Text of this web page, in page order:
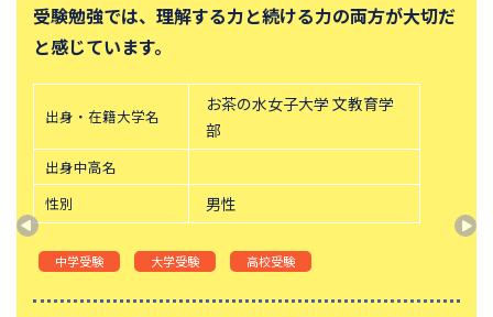
東京都市大学付属中学校
三田国際科学学園中学校
青山学院中等部
帝塚山中学校
中央大学附属横浜中学校
六甲学院中学校
神奈川大学附属中学校
法政大学第二中学校
頌栄女子学院中学校
田園調布学園中等部
東山中学校
山手学院中学校
受験勉強では、理解する力と続ける力の両方が大切だ
と感じています。
出身・在籍大学名
お茶の水女子大学 文教育学
部
出身中高名
性別
男性
中学受験 大学受験 高校受験